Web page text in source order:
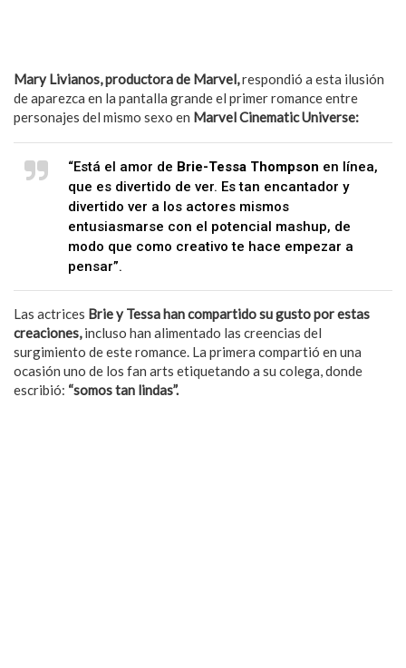
Mary Livianos, productora de Marvel,respondió a esta ilusión
de aparezca en la pantalla grande el primer romance entre
personajes del mismo sexo en Marvel Cinematic Universe:
“Está el amor de Brie-Tessa Thompson en línea,
que es divertido de ver. Es tan encantador y
divertido ver a los actores mismos
entusiasmarse con el potencial mashup, de
modo que como creativo te hace empezar a
pensar”.
Las actrices Brie y Tessa han compartido su gusto por estas
creaciones,incluso han alimentado las creencias del
surgimiento de este romance. La primera compartió en una
ocasión uno de los fan arts etiquetando a su colega, donde
escribió: “somos tan lindas”.